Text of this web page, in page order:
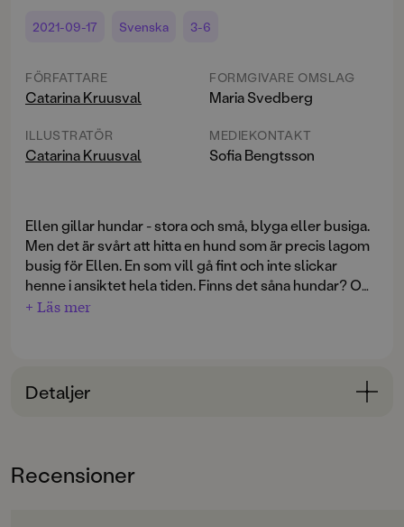
2021-09-17 Svenska 3-6
FÖRFATTARE
Catarina Kruusval
ILLUSTRATÖR
Catarina Kruusval
FORMGIVARE OMSLAG
Maria Svedberg
MEDIEKONTAKT
Sofia Bengtsson
Ellen gillar hundar - stora och små, blyga eller busiga.
Men det är svårt att hitta en hund som är precis lagom
busig för Ellen. En som vill gå fint och inte slickar
henne i ansiktet hela tiden. Finns det såna hundar? Och
om Ellen får en hund, då ska den tycka alldeles särskilt
alldeles egen varm och pälsklädd vän. Detta är den
senaste boken i den mycket uppskattade bokserien
+ Läs mer
Detaljer
3-6
Recensioner